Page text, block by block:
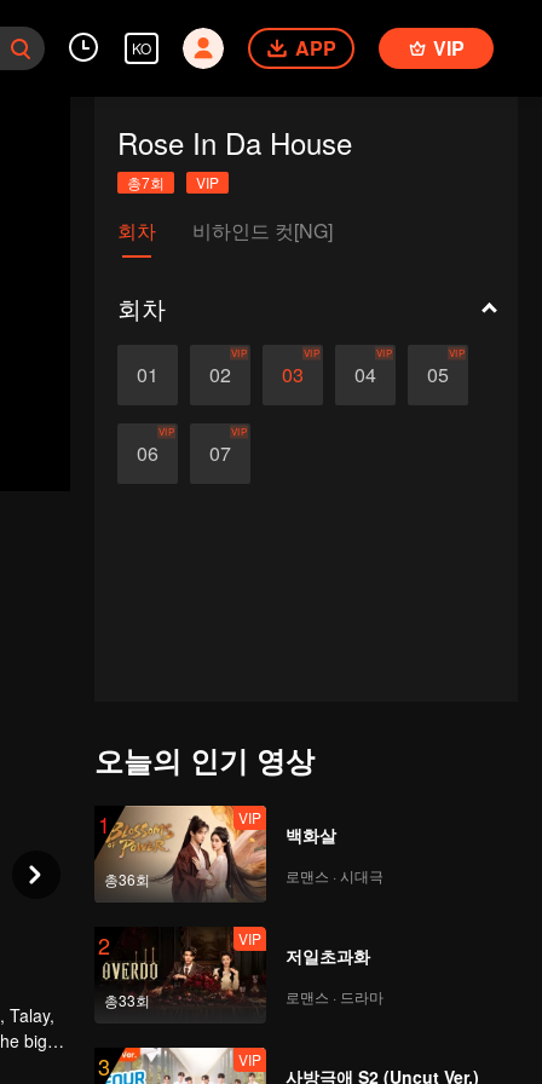
KO APP VIP
Rose In Da House
총7회 VIP
회차 비하인드 컷[NG]
회차
01 02
VIP
03
VIP
04
VIP
05
VIP
06
VIP
07
VIP
Talay,
big
오늘의 인기 영상
1
총36회
VIP
백화살
로맨스 · 시대극
2
총33회
VIP
저일초과화
로맨스 · 드라마
3 VIP
사방극애 S2 (Uncut Ver.)